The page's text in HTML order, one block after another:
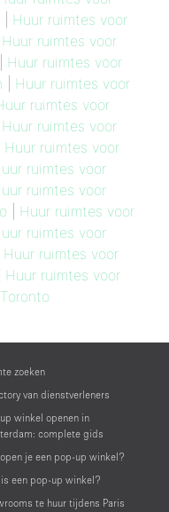
Huur ruimtes voor
Huur ruimtes voor
Huur ruimtes voor
Huur ruimtes voor
ruimtes voor
Huur ruimtes voor
Huur ruimtes voor
ruimtes voor
ruimtes voor
| Huur ruimtes voor
ruimtes voor
Huur ruimtes voor
Huur ruimtes voor
zoeken
van dienstverleners
winkel openen in
complete gids
je een pop-up winkel?
een pop-up winkel?
te huur tijdens Paris